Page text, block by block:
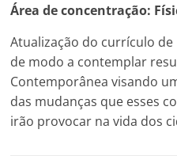
Área de concentração:
Atualização do currículo de
de modo a contemplar
Contemporânea visando
das mudanças que esses
irão provocar na vida dos